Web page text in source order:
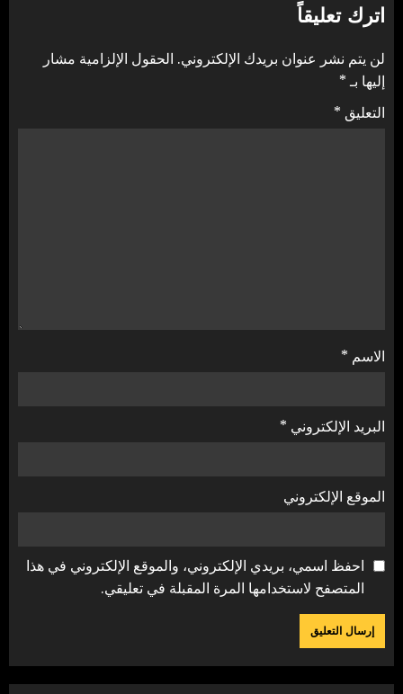
اترك تعليقاً
لن يتم نشر عنوان بريدك الإلكتروني. الحقول الإلزامية مشار
إليها بـ*
التعليق *
الاسم *
البريد الإلكتروني *
الموقع الإلكتروني
احفظ اسمي، بريدي الإلكتروني، والموقع الإلكتروني في هذا
المتصفح لاستخدامها المرة المقبلة في تعليقي.